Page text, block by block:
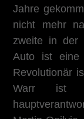
Jahre
nicht mehr
zweite in der
Auto ist eine
Revolutionär
Warr ist